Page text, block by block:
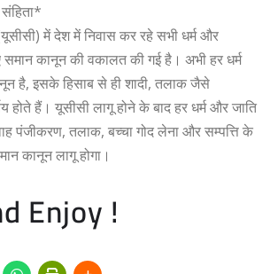
में देश में निवास कर रहे सभी धर्म और
कानून की वकालत की गई है। अभी हर धर्म
है, इसके हिसाब से ही शादी, तलाक जैसे
होते हैं। यूसीसी लागू होने के बाद हर धर्म और जाति
पंजीकरण, तलाक, बच्चा गोद लेना और सम्पत्ति के
कानून लागू होगा।
Enjoy !